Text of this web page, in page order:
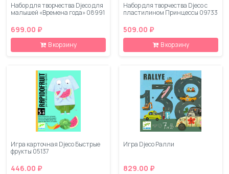
Набор для творчества Djeco для
малышей «Времена года» 08991
699.00 ₽
В корзину
Набор для творчества Djeco с
пластилином Принцессы 09733
509.00 ₽
В корзину
Игра карточная Djeco Быстрые
фрукты 05137
446.00 ₽
Игра Djeco Ралли
829.00 ₽